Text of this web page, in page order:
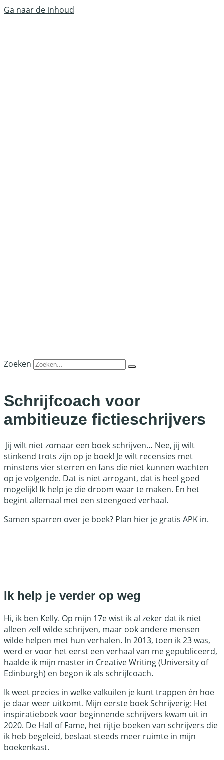
Ga naar de inhoud
Zoeken
Schrijfcoach voor
ambitieuze fictieschrijvers
Jij wilt niet zomaar een boek schrijven… Nee, jij wilt
stinkend trots zijn op je boek! Je wilt recensies met
minstens vier sterren en fans die niet kunnen wachten
op je volgende. Dat is niet arrogant, dat is heel goed
mogelijk! Ik help je die droom waar te maken. En het
begint allemaal met een steengoed verhaal.
Samen sparren over je boek? Plan hier je gratis APK in.
Ik help je verder op weg
Hi, ik ben Kelly. Op mijn 17e wist ik al zeker dat ik niet
alleen zelf wilde schrijven, maar ook andere mensen
wilde helpen met hun verhalen. In 2013, toen ik 23 was,
werd er voor het eerst een verhaal van me gepubliceerd,
haalde ik mijn master in Creative Writing (University of
Edinburgh) en begon ik als schrijfcoach.
Ik weet precies in welke valkuilen je kunt trappen én hoe
je daar weer uitkomt. Mijn eerste boek Schrijverig: Het
inspiratieboek voor beginnende schrijvers kwam uit in
2020. De Hall of Fame, het rijtje boeken van schrijvers die
ik heb begeleid, beslaat steeds meer ruimte in mijn
boekenkast.